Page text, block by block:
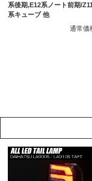
系後期,E12系ノート前期/
系キューブ 他
通常価